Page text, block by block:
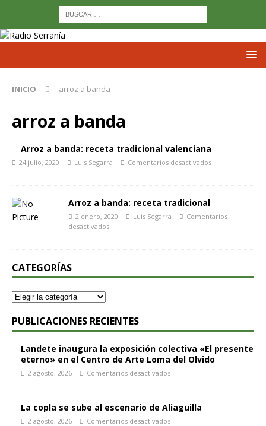
INICIO arroz a banda
arroz a banda
Arroz a banda: receta tradicional valenciana
24 julio, 2020 Luis Segarra Comentarios desactivados
Arroz a banda: receta tradicional
2 enero, 2020 Luis Segarra
Comentarios
desactivados
CATEGORÍAS
PUBLICACIONES RECIENTES
Landete inaugura la exposición colectiva «El presente
eterno» en el Centro de Arte Loma del Olvido
2 agosto, 2026 Comentarios desactivados
La copla se sube al escenario de Aliaguilla
2 agosto, 2026 Comentarios desactivados